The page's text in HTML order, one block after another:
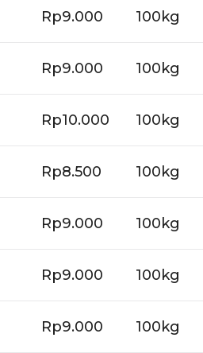
Rp9.000 100kg
Rp9.000 100kg
Rp10.000 100kg
Rp8.500 100kg
Rp9.000 100kg
Rp9.000 100kg
Rp9.000 100kg